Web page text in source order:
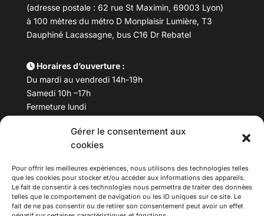
Gérer le consentement aux
cookies
Pour offrir les meilleures expériences, nous utilisons des technologies telles
que les cookies pour stocker et/ou accéder aux informations des appareils.
Le fait de consentir à ces technologies nous permettra de traiter des données
telles que le comportement de navigation ou les ID uniques sur ce site. Le
fait de ne pas consentir ou de retirer son consentement peut avoir un effet
(adresse postale : 62 rue St Maximin, 69003 Lyon)
à 100 mètres du métro D Monplaisir Lumière, T3
Dauphiné Lacassagne, bus C16 Dr Rebatel
Horaires d’ouverture :
Du mardi au vendredi 14h-19h
Samedi 10h –17h
Fermeture lundi
Téléphone : 04 78 53 06 40
maisondesculturesasiatiques@asiexpo.com